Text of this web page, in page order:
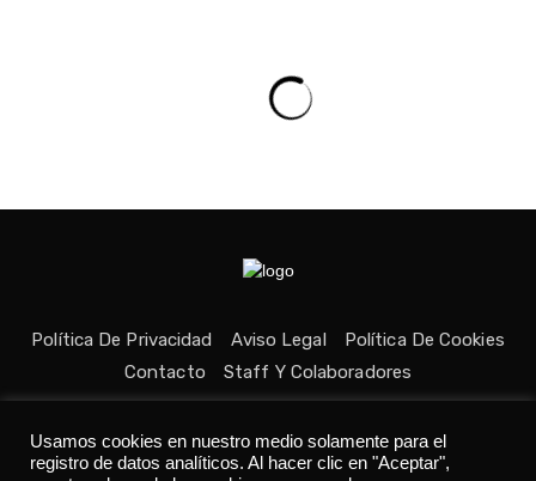
Política De Privacidad Aviso Legal
Política De Cookies
Contacto
Staff Y Colaboradores
Usamos cookies en nuestro medio solamente para el
registro de datos analíticos. Al hacer clic en "Aceptar",